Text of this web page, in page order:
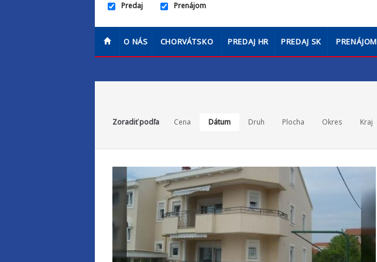
Zoradiť podľa Cena Dátum Druh Plocha Okres Kraj
O NÁS CHORVÁTSKO PREDAJ HR PREDAJ SK
Predaj Prenájom